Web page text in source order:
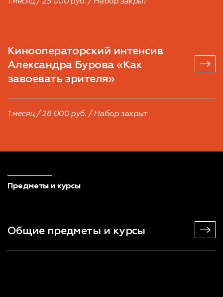
Кинооператорский интенсив
Александра Бурова «Как
завоевать зрителя»
1 месяц / 28 000 руб. / Набор закрыт
Предметы и курсы
Общие предметы и курсы